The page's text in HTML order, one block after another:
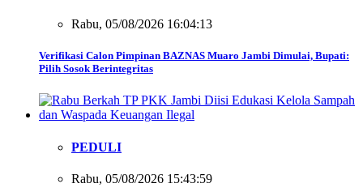
Rabu, 05/08/2026 16:04:13
Verifikasi Calon Pimpinan BAZNAS Muaro Jambi Dimulai, Bupati:
Pilih Sosok Berintegritas
PEDULI
Rabu, 05/08/2026 15:43:59